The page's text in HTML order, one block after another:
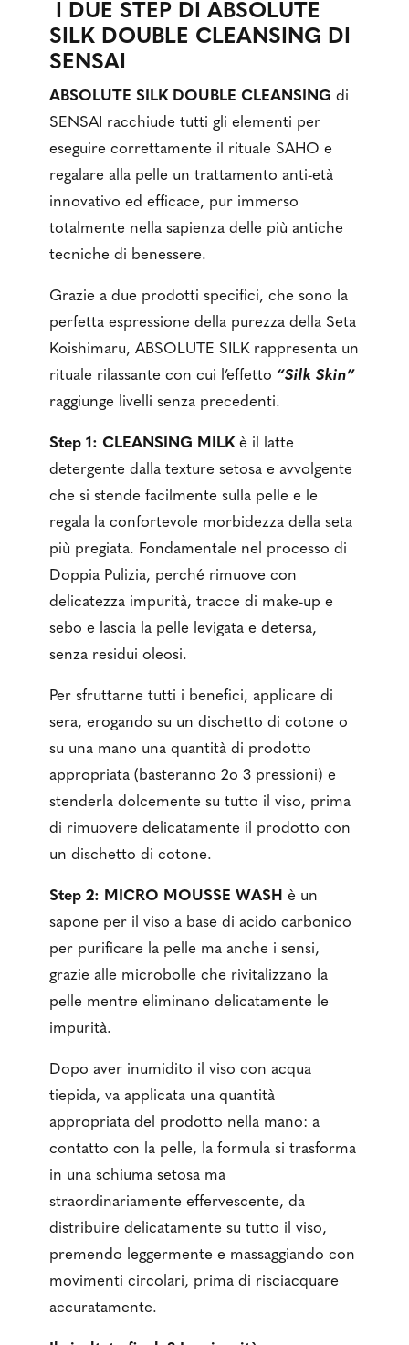
I DUE STEP DI ABSOLUTE
SILK DOUBLE CLEANSING DI
SENSAI
ABSOLUTE SILK DOUBLE CLEANSING di
SENSAI racchiude tutti gli elementi per
eseguire correttamente il rituale SAHO e
regalare alla pelle un trattamento anti-età
innovativo ed efficace, pur immerso
totalmente nella sapienza delle più antiche
tecniche di benessere.
Grazie a due prodotti specifici, che sono la
perfetta espressione della purezza della Seta
Koishimaru, ABSOLUTE SILK rappresenta un
rituale rilassante con cui l’effetto “Silk Skin”
raggiunge livelli senza precedenti.
Step 1: CLEANSING MILKè il latte
detergente dalla texture setosa e avvolgente
che si stende facilmente sulla pelle e le
regala la confortevole morbidezza della seta
più pregiata. Fondamentale nel processo di
Doppia Pulizia, perché rimuove con
delicatezza impurità, tracce di make-up e
sebo e lascia la pelle levigata e detersa,
senza residui oleosi.
Per sfruttarne tutti i benefici, applicare di
sera, erogando su un dischetto di cotone o
su una mano una quantità di prodotto
appropriata (basteranno 2o 3 pressioni) e
stenderla dolcemente su tutto il viso, prima
di rimuovere delicatamente il prodotto con
un dischetto di cotone.
Step 2: MICRO MOUSSE WASHè un
sapone per il viso a base di acido carbonico
per purificare la pelle ma anche i sensi,
grazie alle microbolle che rivitalizzano la
pelle mentre eliminano delicatamente le
impurità.
Dopo aver inumidito il viso con acqua
tiepida, va applicata una quantità
appropriata del prodotto nella mano: a
contatto con la pelle, la formula si trasforma
in una schiuma setosa ma
straordinariamente effervescente, da
distribuire delicatamente su tutto il viso,
premendo leggermente e massaggiando con
movimenti circolari, prima di risciacquare
accuratamente.